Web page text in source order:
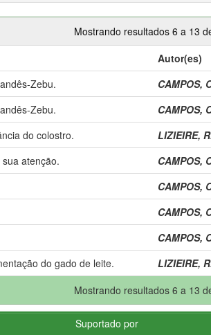
Mostrando resultados 6 a 13
Autor(es)
Zebu. CAMPOS,
Zebu. CAMPOS,
do colostro. LIZIEIRE,
atenção. CAMPOS,
CAMPOS,
CAMPOS,
CAMPOS,
do gado de leite. LIZIEIRE,
Mostrando resultados 6 a 13
Suportado por